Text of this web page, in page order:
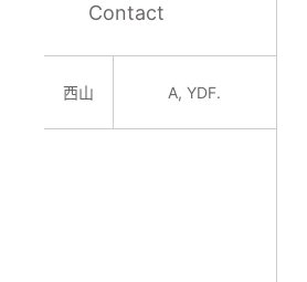
Contact
西山 A, YDF.